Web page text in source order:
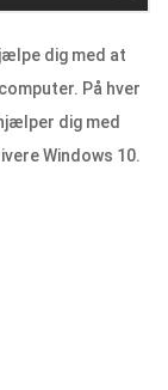
dig med at
På hver
dig med
Windows 10.